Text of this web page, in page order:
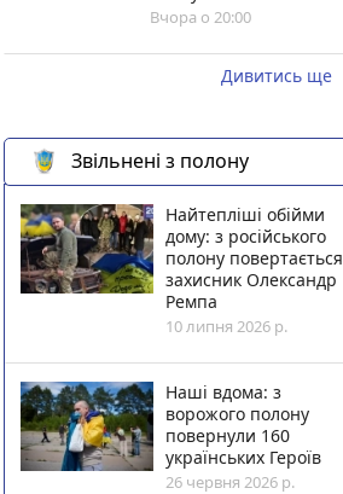
Вчора о 20:00
Дивитись ще
Звільнені з полону
Найтепліші обійми
дому: з російського
полону повертається
захисник Олександр
Ремпа
10 липня 2026 р.
Наші вдома: з
ворожого полону
повернули 160
українських Героїв
26 червня 2026 р.